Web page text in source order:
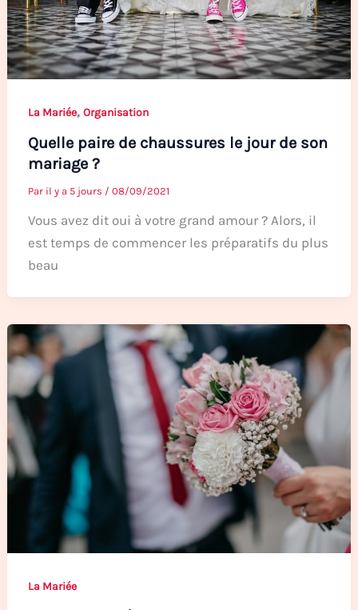
La Mariée, Organisation
Quelle paire de chaussures le jour de son
mariage ?
Par il y a 5 jours / 08/09/2021
Vous avez dit oui à votre grand amour ? Alors, il
est temps de commencer les préparatifs du plus
beau
La Mariée